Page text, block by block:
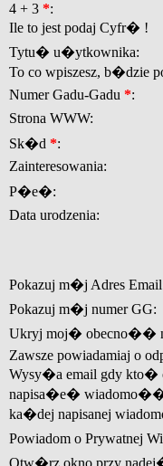
4 + 3 *:
Ile to jest podaj Cyfr� !
Tytu� u�ytkownika:
To co wpiszesz, b�dzie
Numer Gadu-Gadu *:
Strona WWW:
Sk�d *:
Zainteresowania:
P�e�:
Data urodzenia:
Pokazuj m�j Adres
Pokazuj m�j numer GG:
Ukryj moj� obecno��
Zawsze powiadamiaj o
Wysy�a email gdy kto�
napisa�e�
ka�dej napisanej
Powiadom o Prywatnej
Otw�rz okno przy